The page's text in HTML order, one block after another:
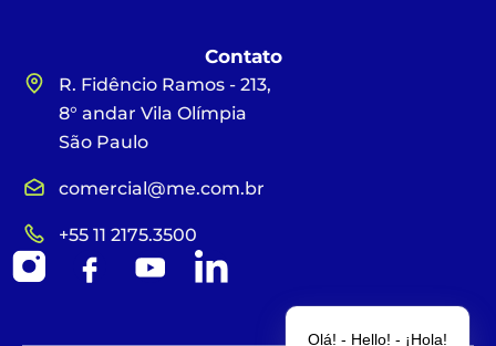
Contato
R. Fidêncio Ramos - 213,
8° andar Vila Olímpia
São Paulo
comercial@me.com.br
+55 11 2175.3500
Olá! - Hello! - ¡Hola!